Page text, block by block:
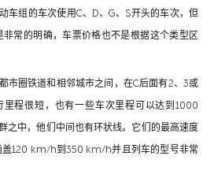
车组的车次使用C、D、G、S开头的车次，但
常的明确，车票价格也不是根据这个类型区
市圈铁道和相邻城市之间，在C后面有2、3或
程很短，也有一些车次里程可以达到1000
之中，他们中间也有环状线。它们的最高速度
盖120 km/h到350 km/h并且列车的型号非常